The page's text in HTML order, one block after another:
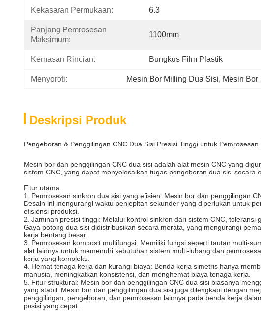
Kekasaran Permukaan: 6.3
Panjang Pemrosesan
Maksimum:
1100mm
Kemasan Rincian: Bungkus Film Plastik
Menyoroti: Mesin Bor Milling Dua Sisi, Mesin Bor
Deskripsi Produk
Pengeboran & Penggilingan CNC Dua Sisi Presisi Tinggi untuk Pemrosesan
Mesin bor dan penggilingan CNC dua sisi adalah alat mesin CNC yang
sistem CNC, yang dapat menyelesaikan tugas pengeboran dua sisi
Fitur utama
1. Pemrosesan sinkron dua sisi yang efisien: Mesin bor dan penggilingan
Desain ini mengurangi waktu penjepitan sekunder yang diperlukan untuk
efisiensi produksi.
2. Jaminan presisi tinggi: Melalui kontrol sinkron dari sistem CNC,
Gaya potong dua sisi didistribusikan secara merata, yang mengurangi
kerja bentang besar.
3. Pemrosesan komposit multifungsi: Memiliki fungsi seperti tautan multi-
alat lainnya untuk memenuhi kebutuhan sistem multi-lubang dan
kerja yang kompleks.
4. Hemat tenaga kerja dan kurangi biaya: Benda kerja simetris hanya
manusia, meningkatkan konsistensi, dan menghemat biaya tenaga kerja.
5. Fitur struktural: Mesin bor dan penggilingan CNC dua sisi biasanya
yang stabil. Mesin bor dan penggilingan dua sisi juga dilengkapi dengan
penggilingan, pengeboran, dan pemrosesan lainnya pada benda kerja
posisi yang cepat.